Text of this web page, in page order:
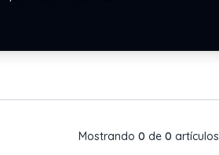
Mostrando 0 de 0 artículos